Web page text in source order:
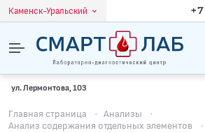
Каменск-Уральский
ул. Лермонтова, 103
Главная страница · Анализы
·
Анализ содержания отдельных элементов
·